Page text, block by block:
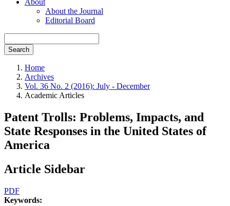
About
About the Journal
Editorial Board
Search
Home
Archives
Vol. 36 No. 2 (2016): July - December
Academic Articles
Patent Trolls: Problems, Impacts, and
State Responses in the United States of
America
Article Sidebar
PDF
Keywords: